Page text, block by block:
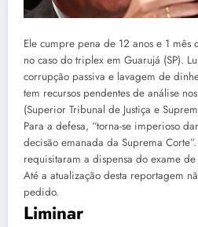
Ele cumpre pena de 12 anos e 1
no caso do triplex em Guarujá (SP).
corrupção passiva e lavagem de
tem recursos pendentes de análise
(Superior Tribunal de Justiça e
Para a defesa, “torna-se imperioso
decisão emanada da Suprema
requisitaram a dispensa do exame
Até a atualização desta reportagem
pedido.
Liminar